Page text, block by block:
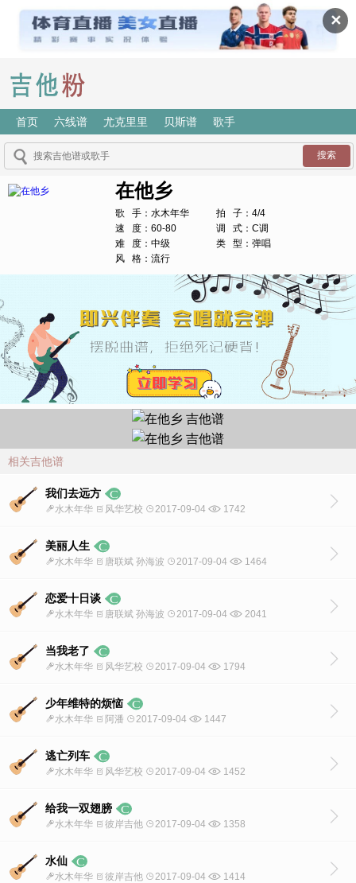
✕
首页 六线谱 尤克里里 贝斯谱 歌手
在他乡
歌 手：水木年华
拍 子：4/4
速 度：60-80
调 式：C调
难 度：中级
类 型：弹唱
风 格：流行
相关吉他谱
我们去远方
水木年华 风华艺校 2017-09-04 1742
美丽人生
水木年华 唐联斌 孙海波 2017-09-04 1464
恋爱十日谈
水木年华 唐联斌 孙海波 2017-09-04 2041
当我老了
水木年华 风华艺校 2017-09-04 1794
少年维特的烦恼
水木年华 阿潘 2017-09-04 1447
逃亡列车
水木年华 风华艺校 2017-09-04 1452
给我一双翅膀
水木年华 彼岸吉他 2017-09-04 1358
水仙
水木年华 彼岸吉他 2017-09-04 1414